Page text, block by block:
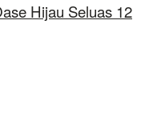
Hijau Seluas 12